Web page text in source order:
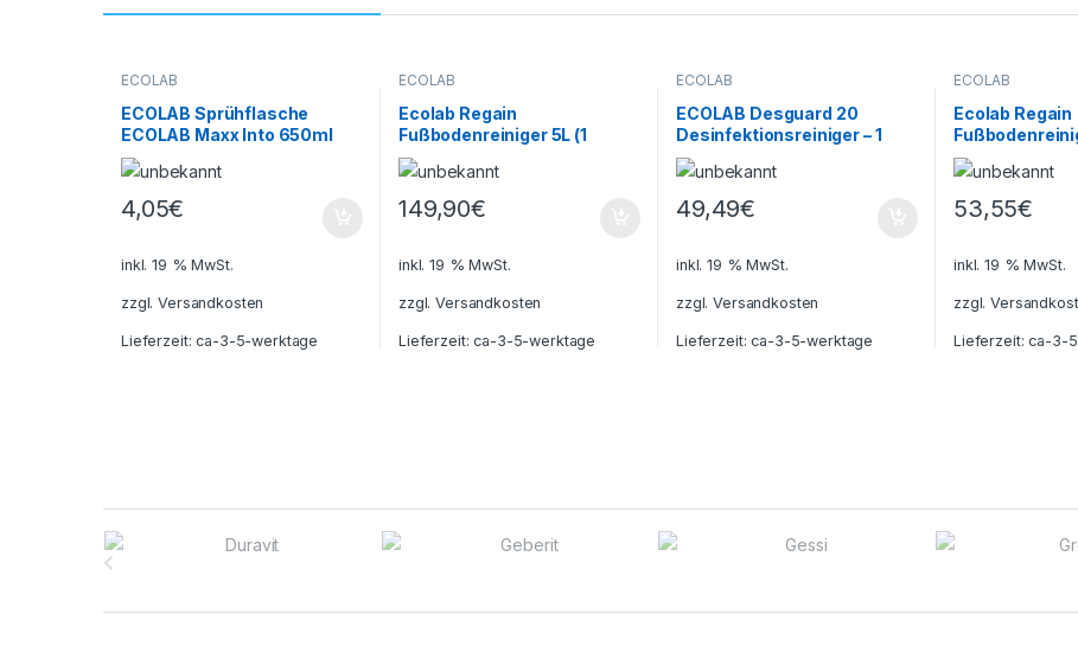
ECOLAB
ECOLAB Sprühflasche
ECOLAB Maxx Into 650ml
(10036475)
4,05€
inkl. 19 % MwSt.
zzgl.Versandkosten
Lieferzeit:ca-3-5-werktage
ECOLAB
Ecolab Regain
Fußbodenreiniger 5L (1
Karton a 4 Stück)
149,90€
inkl. 19 % MwSt.
zzgl.Versandkosten
Lieferzeit:ca-3-5-werktage
ECOLAB
ECOLAB Desguard 20
Desinfektionsreiniger – 1
Karton a 4x1Liter Ecolab
49,49€
inkl. 19 % MwSt.
zzgl.Versandkosten
Lieferzeit:ca-3-5-werktage
ECOLAB
Ecolab Regain
53,55€
inkl. 19 % MwSt.
zzgl.
Lieferzeit:ca-3-